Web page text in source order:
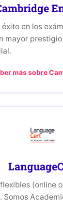
en los
mayor
más sobre
(online
Somos